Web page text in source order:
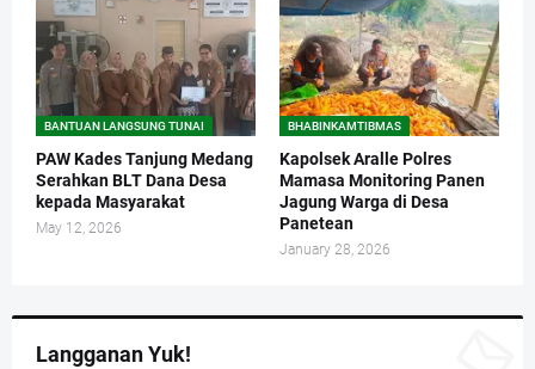
BANTUAN LANGSUNG TUNAI
PAW Kades Tanjung Medang
Serahkan BLT Dana Desa
kepada Masyarakat
May 12, 2026
BHABINKAMTIBMAS
Kapolsek Aralle Polres
Mamasa Monitoring Panen
Jagung Warga di Desa
Panetean
January 28, 2026
Langganan Yuk!